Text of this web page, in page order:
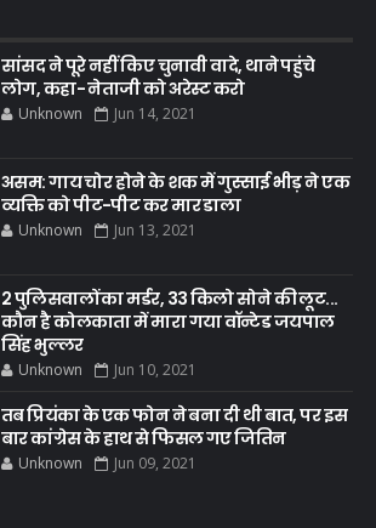
सांसद ने पूरे नहीं किए चुनावी वादे, थाने पहुंचे
लोग, कहा- नेताजी को अरेस्ट करो
Unknown Jun 14, 2021
असम: गाय चोर होने के शक में गुस्साई भीड़ ने एक
व्यक्ति को पीट-पीट कर मार डाला
Unknown Jun 13, 2021
2 पुलिसवालों का मर्डर, 33 किलो सोने की लूट...
कौन है कोलकाता में मारा गया वॉन्टेड जयपाल
सिंह भुल्लर
Unknown Jun 10, 2021
तब प्रियंका के एक फोन ने बना दी थी बात, पर इस
बार कांग्रेस के हाथ से फिसल गए जितिन
Unknown Jun 09, 2021